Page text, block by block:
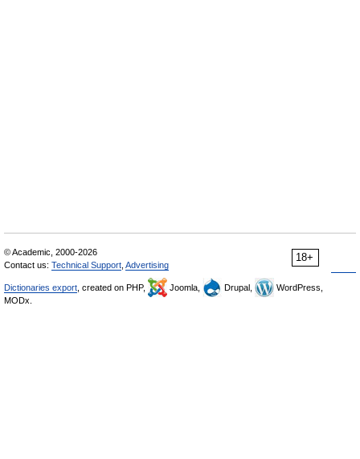
18+
© Academic, 2000-2026
Contact us: Technical Support Advertising
Dictionaries export , created on PHP, Joomla, Drupal,
WordPress,
MODx.